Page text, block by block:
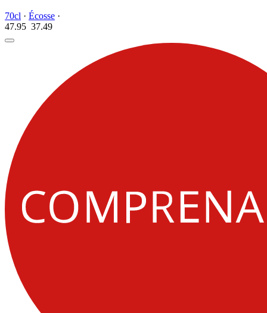
70cl · Écosse ·
47.95 37.49